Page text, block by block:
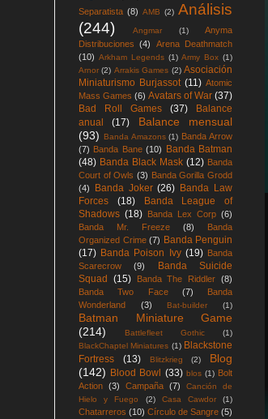
Separatista (8) AMB (2) Análisis
(244)
Angmar (1)
Anyma
Distribuciones
(4)
Arena Deathmatch
(10) Arkham Legends (1) Army Box (1)
Arnor (2) Arrakis Games (2) Asociación
Miniaturismo Burjassot (11) Atomic
Mass Games (6) Avatars of War (37)
Bad Roll Games
(37)
Balance
anual
(17)
Balance mensual
(93)
Banda Amazons (1) Banda Arrow
(7) Banda Bane (10)
Banda Batman
(48) Banda Black Mask (12) Banda
Court of Owls (3) Banda Gorilla Grodd
(4)
Banda Joker (26) Banda Law
Forces
(18)
Banda League of
Shadows (18) Banda Lex Corp (6)
Banda Mr. Freeze
(8)
Banda
Organized Crime (7) Banda Penguin
(17) Banda Poison Ivy (19) Banda
Scarecrow
(9)
Banda Suicide
Squad
(15) Banda The Riddler (8)
Banda Two Face
(7)
Banda
Wonderland
(3) Bat-builder (1)
Batman Miniature Game
(214)
Battlefleet Gothic
(1)
BlackChaptel Miniatures (1) Blackstone
Fortress
(13) Blitzkrieg (2)
Blog
(142) Blood Bowl (33) blos (1) Bolt
Action (3) Campaña (7)
Canción de
Hielo y Fuego
(2) Casa Cawdor (1)
Chatarreros (10) Círculo de Sangre (5)